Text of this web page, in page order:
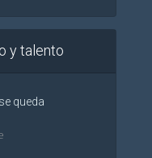
y talento
queda